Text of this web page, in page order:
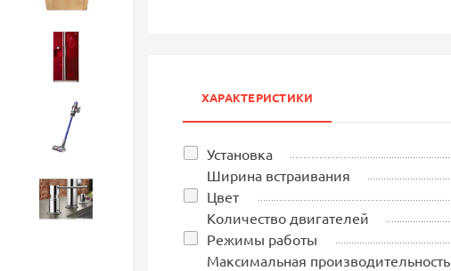
Бытовая техника
Аксессуары
ХАРАКТЕРИСТИКИ
Установка
Ширина встраивания
Цвет
Количество двигателей
Режимы работы
Максимальная производительность